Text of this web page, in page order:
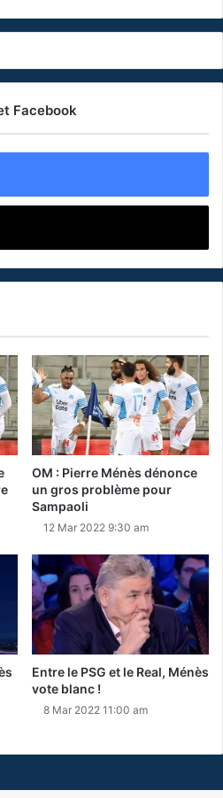
Facebook
OM : Pierre Ménès dénonce
un gros problème pour
Sampaoli
12 Mar 2022 9:30 am
Entre le PSG et le Real, Ménès
vote blanc !
8 Mar 2022 11:00 am